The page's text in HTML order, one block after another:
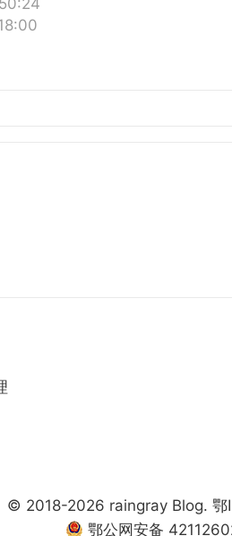
© 2018-2026 raingray Blog. 鄂
鄂公网安备